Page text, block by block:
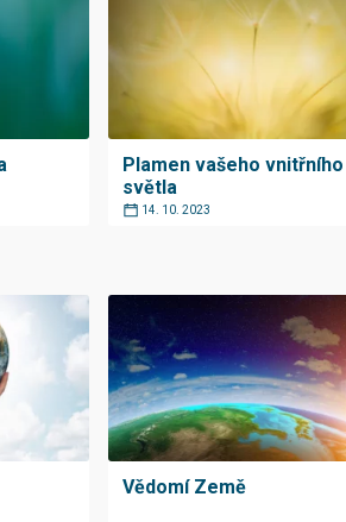
Plamen vašeho vnitřního
světla
14. 10. 2023
Vědomí Země